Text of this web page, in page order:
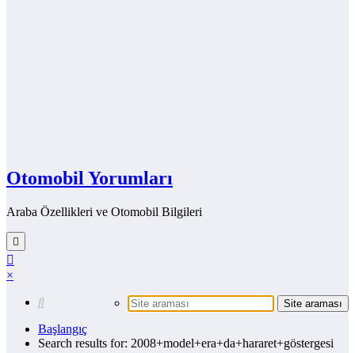
Otomobil Yorumları
Araba Özellikleri ve Otomobil Bilgileri
×
Başlangıç
Search results for: 2008+model+era+da+hararet+göstergesi